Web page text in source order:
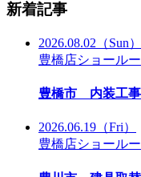
新着記事
2026.08.02 （Sun）
豊橋店ショール
豊橋市 内装工
2026.06.19 （Fri）
豊橋店ショール